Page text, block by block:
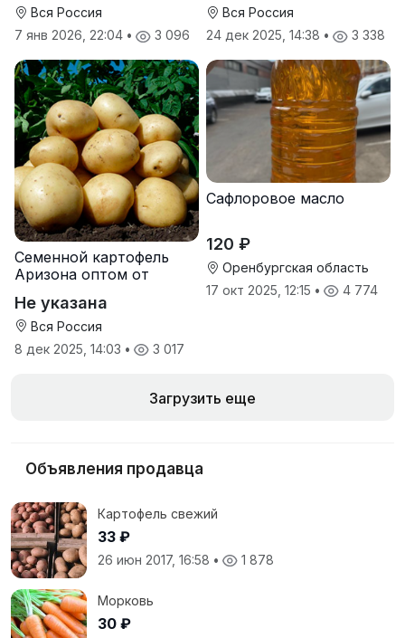
Вся Россия
7 янв 2026, 22:04 • 3 096
Вся Россия
24 дек 2025, 14:38 • 3 338
Семенной картофель
Аризона оптом от
Не указана
Вся Россия
8 дек 2025, 14:03 • 3 017
Сафлоровое масло
120 ₽
Оренбургская область
17 окт 2025, 12:15 • 4 774
Загрузить еще
Объявления продавца
Картофель свежий
33 ₽
26 июн 2017, 16:58 • 1 878
Морковь
30 ₽